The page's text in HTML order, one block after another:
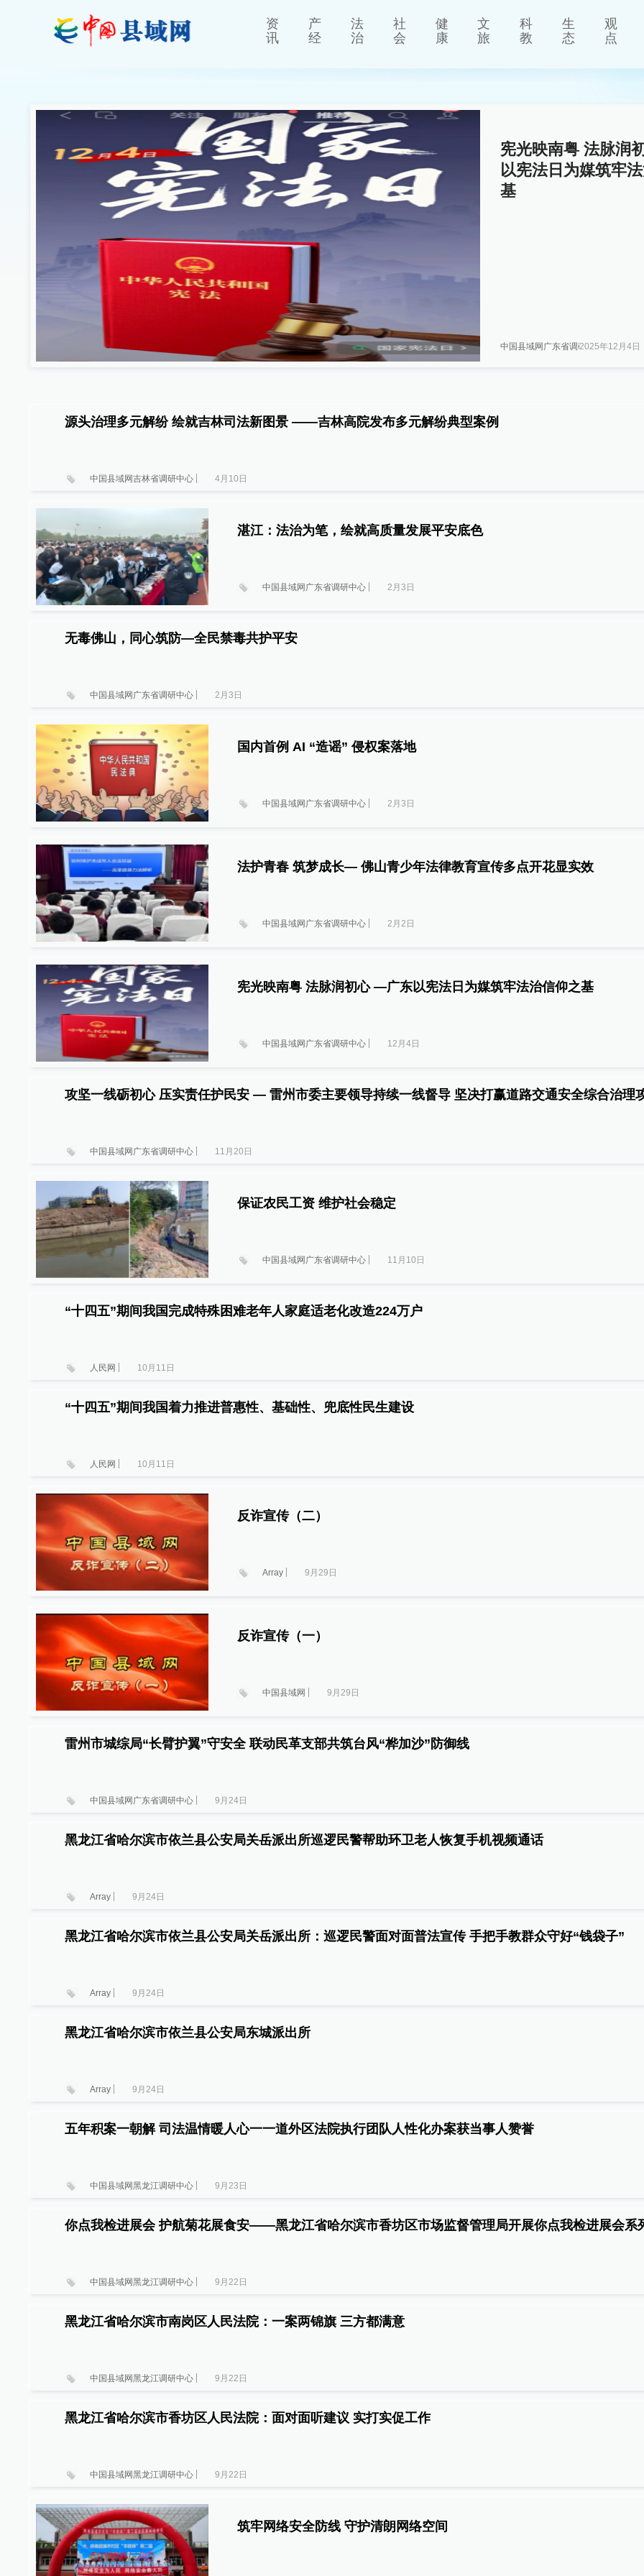
资
讯
产
经
法
治
社
会
健
康
文
旅
科
教
生
态
观
点
宪光映南粤 法脉润初心
以宪法日为媒筑牢
基
中国县域网广东省调研中心2025年12月4日
源头治理多元解纷 绘就吉林司法新图景 ——吉林高院发布多元解纷典型案例
中国县域网吉林省调研中心 4月10日
湛江：法治为笔，绘就高质量发展平安底色
中国县域网广东省调研中心 2月3日
无毒佛山，同心筑防—全民禁毒共护平安
中国县域网广东省调研中心 2月3日
国内首例 AI “造谣” 侵权案落地
中国县域网广东省调研中心 2月3日
法护青春 筑梦成长— 佛山青少年法律教育宣传多点开花显实效
中国县域网广东省调研中心 2月2日
宪光映南粤 法脉润初心 —广东以宪法日为媒筑牢法治信仰之基
中国县域网广东省调研中心 12月4日
攻坚一线砺初心 压实责任护民安 — 雷州市委主要领导持续一线督导 坚决打赢道路交通安全综合治理
中国县域网广东省调研中心 11月20日
保证农民工资 维护社会稳定
中国县域网广东省调研中心 11月10日
“十四五”期间我国完成特殊困难老年人家庭适老化改造224万户
人民网 10月11日
“十四五”期间我国着力推进普惠性、基础性、兜底性民生建设
人民网 10月11日
反诈宣传（二）
Array 9月29日
反诈宣传（一）
中国县域网 9月29日
雷州市城综局“长臂护翼”守安全 联动民革支部共筑台风“桦加沙”防御线
中国县域网广东省调研中心 9月24日
黑龙江省哈尔滨市依兰县公安局关岳派出所巡逻民警帮助环卫老人恢复手机视频通话
Array 9月24日
黑龙江省哈尔滨市依兰县公安局关岳派出所：巡逻民警面对面普法宣传 手把手教群众守好“钱袋子”
Array 9月24日
黑龙江省哈尔滨市依兰县公安局东城派出所
Array 9月24日
五年积案一朝解 司法温情暖人心一一道外区法院执行团队人性化办案获当事人赞誉
中国县域网黑龙江调研中心 9月23日
你点我检进展会 护航菊花展食安——黑龙江省哈尔滨市香坊区市场监督管理局开展你点我检进展会系
中国县域网黑龙江调研中心 9月22日
黑龙江省哈尔滨市南岗区人民法院：一案两锦旗 三方都满意
中国县域网黑龙江调研中心 9月22日
黑龙江省哈尔滨市香坊区人民法院：面对面听建议 实打实促工作
中国县域网黑龙江调研中心 9月22日
筑牢网络安全防线 守护清朗网络空间